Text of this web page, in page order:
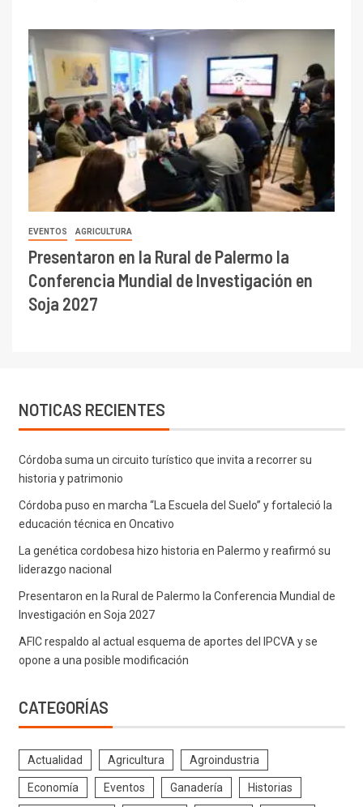
EVENTOS AGRICULTURA
Presentaron en la Rural de Palermo la
Conferencia Mundial de Investigación en
Soja 2027
NOTICAS RECIENTES
Córdoba suma un circuito turístico que invita a recorrer su
historia y patrimonio
Córdoba puso en marcha “La Escuela del Suelo” y fortaleció la
educación técnica en Oncativo
La genética cordobesa hizo historia en Palermo y reafirmó su
liderazgo nacional
Presentaron en la Rural de Palermo la Conferencia Mundial de
Investigación en Soja 2027
AFIC respaldo al actual esquema de aportes del IPCVA y se
opone a una posible modificación
CATEGORÍAS
Actualidad Agricultura Agroindustria
Economía Eventos Ganadería Historias